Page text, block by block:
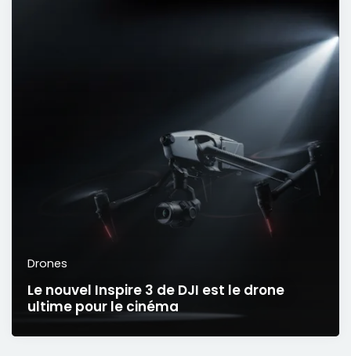
Le nouvel Inspire 3 de DJI est le drone
ultime pour le cinéma
Drones